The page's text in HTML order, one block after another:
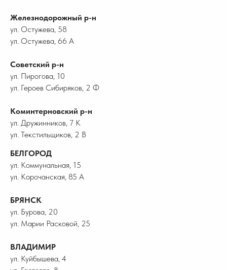
Железнодорожный р-н
ул. Остужева, 58
ул. Остужева, 66 А
Советский р-н
ул. Пирогова, 10
ул. Героев Сибиряков, 2 Ф
Коминтерновский р-н
ул. Дружинников, 7 К
ул. Текстильщиков, 2 В
БЕЛГОРОД
ул. Коммунальная, 15
ул. Корочанская, 85 А
БРЯНСК
ул. Бурова, 20
ул. Марии Расковой, 25
ВЛАДИМИР
ул. Куйбышева, 4